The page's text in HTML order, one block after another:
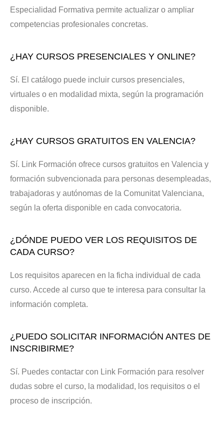
Especialidad Formativa permite actualizar o ampliar
competencias profesionales concretas.
¿HAY CURSOS PRESENCIALES Y ONLINE?
Sí. El catálogo puede incluir cursos presenciales,
virtuales o en modalidad mixta, según la programación
disponible.
¿HAY CURSOS GRATUITOS EN VALENCIA?
Sí. Link Formación ofrece cursos gratuitos en Valencia y
formación subvencionada para personas desempleadas,
trabajadoras y autónomas de la Comunitat Valenciana,
según la oferta disponible en cada convocatoria.
¿DÓNDE PUEDO VER LOS REQUISITOS DE
CADA CURSO?
Los requisitos aparecen en la ficha individual de cada
curso. Accede al curso que te interesa para consultar la
información completa.
¿PUEDO SOLICITAR INFORMACIÓN ANTES DE
INSCRIBIRME?
Sí. Puedes contactar con Link Formación para resolver
dudas sobre el curso, la modalidad, los requisitos o el
proceso de inscripción.